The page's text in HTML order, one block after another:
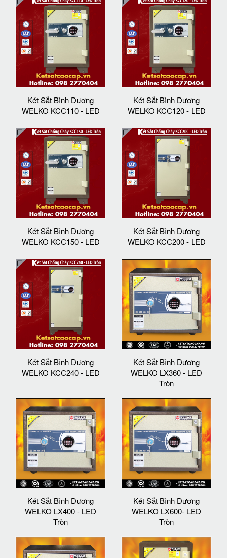
Két Sắt Bình Dương
WELKO KCC110 - LED
Két Sắt Bình Dương
WELKO KCC120 - LED
Két Sắt Bình Dương
WELKO KCC150 - LED
Két Sắt Bình Dương
WELKO KCC200 - LED
Két Sắt Bình Dương
WELKO KCC240 - LED
Két Sắt Bình Dương
WELKO LX360 - LED
Tròn
Két Sắt Bình Dương
WELKO LX400 - LED
Tròn
Két Sắt Bình Dương
WELKO LX600- LED
Tròn